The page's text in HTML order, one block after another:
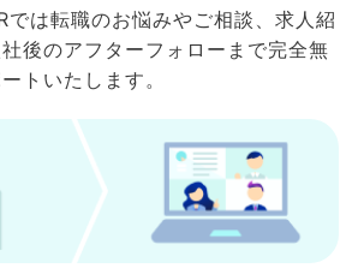
では転職のお悩みやご相談、求人紹
後のアフターフォローまで完全無
トいたします。